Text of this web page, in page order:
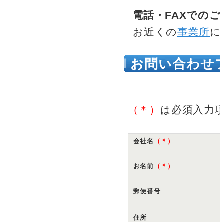
電話・FAXでの
お近くの事業所
お問い合わせ
（＊） は必須入力
会社名 （＊）
お名前 （＊）
郵便番号
住所